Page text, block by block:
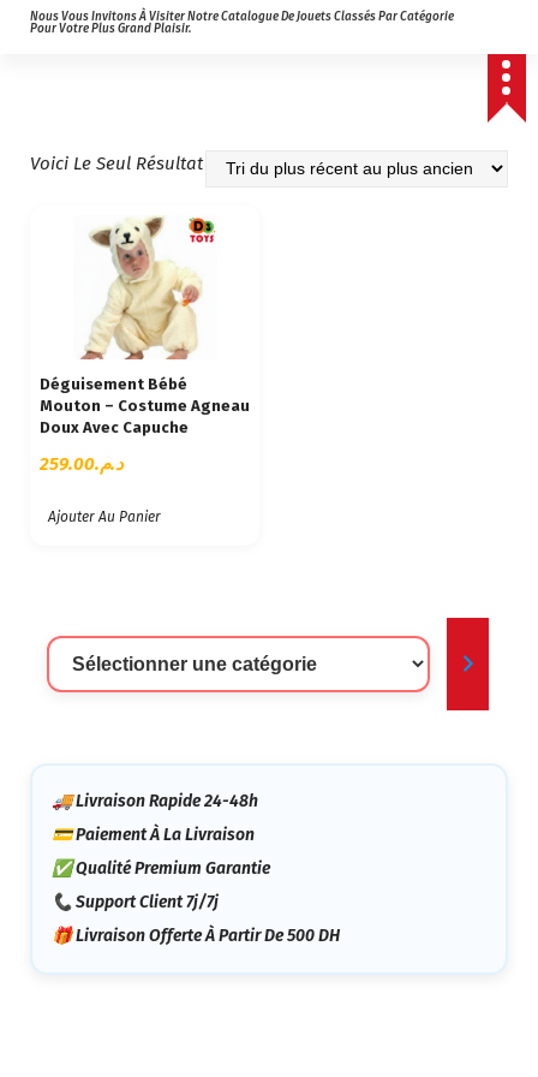
Nous Vous Invitons À Visiter Notre Catalogue De Jouets Classés Par Catégorie
Pour Votre Plus Grand Plaisir.
Voici Le Seul Résultat
Déguisement Bébé
Mouton – Costume Agneau
Doux Avec Capuche
د.م.259.00
Ajouter Au Panier
Sélectionner
🚚 Livraison Rapide 24-48h
💳 Paiement À La Livraison
✅ Qualité Premium Garantie
📞 Support Client 7j/7j
🎁 Livraison Offerte À Partir De 500 DH